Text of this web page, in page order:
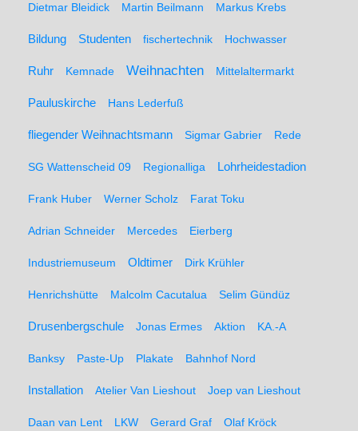
Dietmar Bleidick Martin Beilmann Markus Krebs
Bildung Studenten fischertechnik Hochwasser
Ruhr Kemnade Weihnachten Mittelaltermarkt
Pauluskirche Hans Lederfuß
fliegender Weihnachtsmann Sigmar Gabrier Rede
SG Wattenscheid 09 Regionalliga Lohrheidestadion
Frank Huber Werner Scholz Farat Toku
Adrian Schneider Mercedes Eierberg
Industriemuseum Oldtimer Dirk Krühler
Henrichshütte Malcolm Cacutalua Selim Gündüz
Drusenbergschule Jonas Ermes Aktion KA.-A
Banksy Paste-Up Plakate Bahnhof Nord
Installation Atelier Van Lieshout Joep van Lieshout
Daan van Lent LKW Gerard Graf Olaf Kröck